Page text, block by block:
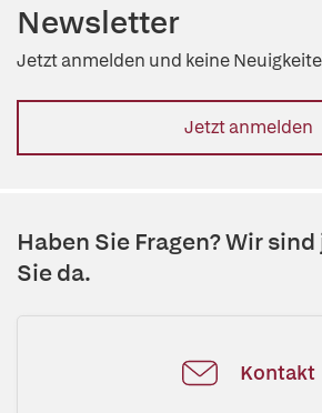
Newsletter
Jetzt anmelden und keine
Jetzt anmelden
Haben Sie Fragen? Wir
Sie da.
Kontakt